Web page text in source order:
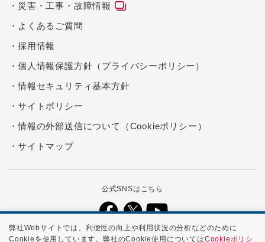
災害・工事・故障情報
よくあるご質問
採用情報
個人情報保護方針（プライバシーポリシー）
情報セキュリティ基本方針
サイトポリシー
情報の外部送信について（Cookieポリシー）
サイトマップ
公式SNSはこちら
弊社Webサイトでは、利便性の向上や利用状況の分析などのために
Cookieを使用しています。弊社のCookie使用についてはCookieポリシ